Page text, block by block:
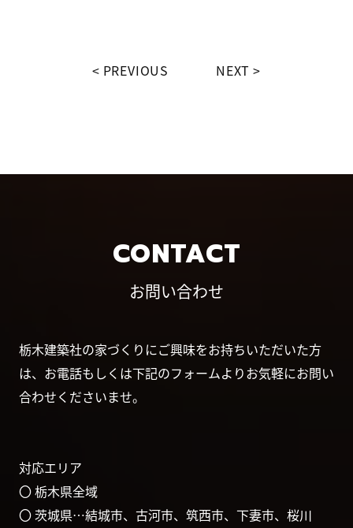
PREVIOUS NEXT
CONTACT
お問い合わせ
栃木建築社の家づくりにご興味をお持ちいただいた方
は、お電話もしくは下記のフォームよりお気軽にお問い
合わせくださいませ。
対応エリア
〇 栃木県全域
〇 茨城県…結城市、古河市、筑西市、下妻市、桜川